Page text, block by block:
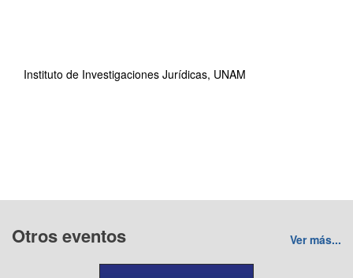
Instituto de Investigaciones Jurídicas, UNAM
Otros eventos Ver más...